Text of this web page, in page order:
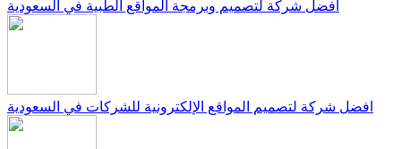
افضل شركة لتصميم وبرمجة المواقع الطبية في السعودية
افضل شركة لتصميم المواقع الإلكترونية للشركات في السعودية